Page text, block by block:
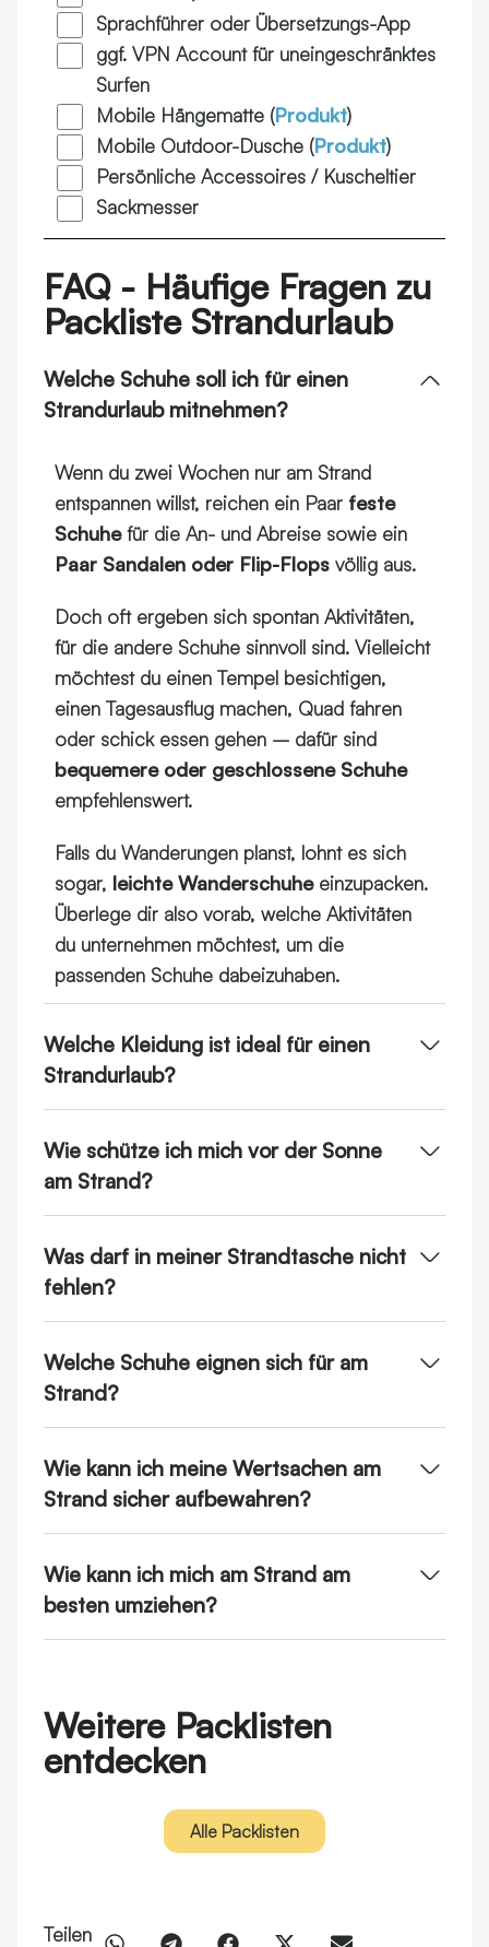
Sprachführer oder Übersetzungs-App
ggf. VPN Account für uneingeschränktes
Surfen
Mobile Hängematte (Produkt)
Mobile Outdoor-Dusche (Produkt)
Persönliche Accessoires / Kuscheltier
Sackmesser
FAQ - Häufige Fragen zu
Packliste Strandurlaub
Welche Schuhe soll ich für einen
Strandurlaub mitnehmen?
Wenn du zwei Wochen nur am Strand
entspannen willst, reichen ein Paar feste
Schuhefür die An- und Abreise sowie ein
Paar Sandalen oder Flip-Flops völlig aus.
Doch oft ergeben sich spontan Aktivitäten,
für die andere Schuhe sinnvoll sind. Vielleicht
möchtest du einen Tempel besichtigen,
einen Tagesausflug machen, Quad fahren
oder schick essen gehen – dafür sind
bequemere oder geschlossene Schuhe
empfehlenswert.
Falls du Wanderungen planst, lohnt es sich
sogar, leichte Wanderschuhe einzupacken.
Überlege dir also vorab, welche Aktivitäten
du unternehmen möchtest, um die
passenden Schuhe dabeizuhaben.
Welche Kleidung ist ideal für einen
Strandurlaub?
Wie schütze ich mich vor der Sonne
am Strand?
Was darf in meiner Strandtasche nicht
fehlen?
Welche Schuhe eignen sich für am
Strand?
Wie kann ich meine Wertsachen am
Strand sicher aufbewahren?
Wie kann ich mich am Strand am
besten umziehen?
Weitere Packlisten
entdecken
Alle Packlisten
Teilen